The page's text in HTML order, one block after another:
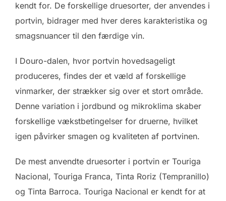
kendt for. De forskellige druesorter, der anvendes i
portvin, bidrager med hver deres karakteristika og
smagsnuancer til den færdige vin.
I Douro-dalen, hvor portvin hovedsageligt
produceres, findes der et væld af forskellige
vinmarker, der strækker sig over et stort område.
Denne variation i jordbund og mikroklima skaber
forskellige vækstbetingelser for druerne, hvilket
igen påvirker smagen og kvaliteten af portvinen.
De mest anvendte druesorter i portvin er Touriga
Nacional, Touriga Franca, Tinta Roriz (Tempranillo)
og Tinta Barroca. Touriga Nacional er kendt for at